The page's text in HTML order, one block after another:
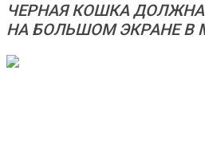
ЧЕРНАЯ КОШКА
НА БОЛЬШОМ ЭКРАНЕ В